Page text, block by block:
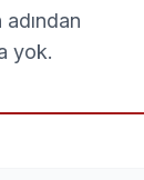
yok.